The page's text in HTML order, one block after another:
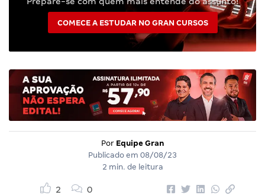
COMECE A ESTUDAR NO GRAN CURSOS
Por Equipe Gran
Publicado em 08/08/23
2 min. de leitura
2 0